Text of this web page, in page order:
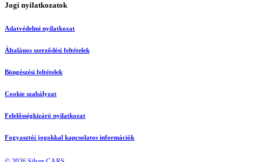
Jogi nyilatkozatok
Adatvédelmi nyilatkozat
Általános szerződési feltételek
Böngészési feltételek
Cookie szabályzat
Felelősségkizáró nyilatkozat
Fogyasztói jogokkal kapcsolatos információk